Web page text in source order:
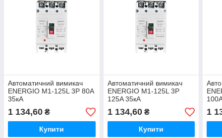
Автоматичний вимикач
ENERGIO M1-125L 3P 80A
35кА
1 134,60 ₴
Купити
Автоматичний вимикач
ENERGIO M1-125L 3P
125A 35кА
1 134,60₴
Купити
1